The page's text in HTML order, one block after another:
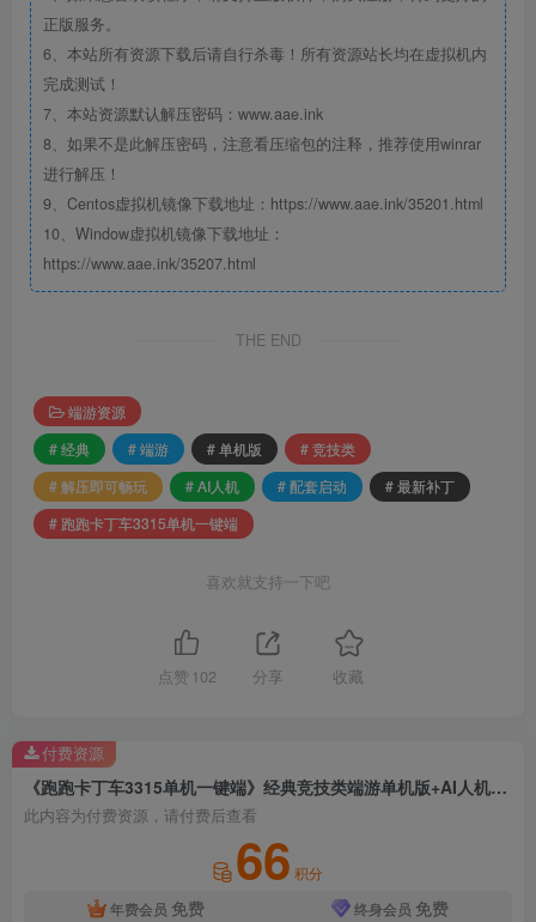
正版服务。
6、本站所有资源下载后请自行杀毒！所有资源站长均在虚拟机内
完成测试！
7、本站资源默认解压密码：www.aae.ink
8、如果不是此解压密码，注意看压缩包的注释，推荐使用winrar
进行解压！
9、Centos虚拟机镜像下载地址：https://www.aae.ink/35201.html
10、Window虚拟机镜像下载地址：
https://www.aae.ink/35207.html
THE END
端游资源
# 经典
# 端游 # 单机版
# 竞技类
# 解压即可畅玩
# AI人机 # 配套启动
# 最新补丁
# 跑跑卡丁车3315单机一键端
喜欢就支持一下吧
点赞 102 分享 收藏
《跑跑卡丁车3315单机一键端》经典竞技类端游单机版+AI人机+配套启动+最新补丁+解压即可畅玩
此内容为付费资源，请付费后查看
66 积分
年费会员 免费 终身会员 免费
付费资源